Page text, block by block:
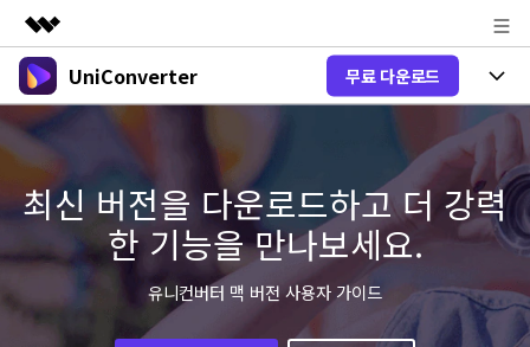
주요 제품
AIGC 크리에이티비티
유틸리티
비즈니스
솔루션
회사 소개
뉴스룸
플랜 및 가격
UniConverter 무료 다운로드
제품 선택
올인원 미디어 툴박스
유니컨버터-윈도우 버전
제품 기능
음성 텍스트 변환
음성/동영상을 텍스트로 빠르고 정확
하게 변환하세요.
New
온라인 도구
온라인 오디오 편집기
New
V17 업그레이드
최신 버전을 다운로드하고 더 강력
한 기능을 만나보세요.
유니컨버터 맥 버전 사용자 가이드